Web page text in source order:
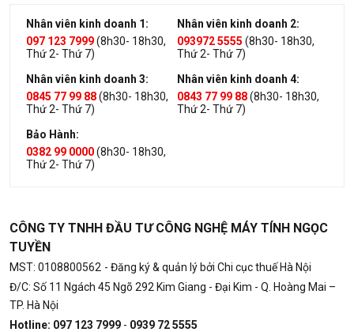
Nhân viên kinh doanh 1:
097 123 7999(8h30- 18h30,
Thứ 2- Thứ 7)
Nhân viên kinh doanh 2:
093972 5555 (8h30- 18h30,
Thứ 2- Thứ 7)
Nhân viên kinh doanh 3:
0845 77 99 88(8h30- 18h30,
Thứ 2- Thứ 7)
Nhân viên kinh doanh 4:
0843 77 99 88(8h30- 18h30,
Thứ 2- Thứ 7)
Bảo Hành:
0382 99 0000(8h30- 18h30,
Thứ 2- Thứ 7)
CÔNG TY TNHH ĐẦU TƯ CÔNG NGHỆ MÁY TÍNH NGỌC
TUYỀN
MST: 0108800562 - Đăng ký & quản lý bởi Chi cục thuế Hà Nội
Đ/C: Số 11 Ngách 45 Ngõ 292 Kim Giang - Đại Kim - Q. Hoàng Mai –
TP. Hà Nội
Hotline: 097 123 7999 - 0939 72 5555